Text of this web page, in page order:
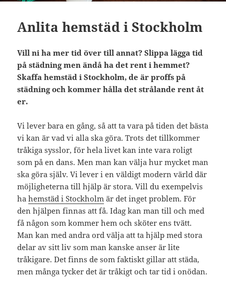
Anlita hemstäd i Stockholm
Vill ni ha mer tid över till annat? Slippa lägga tid
på städning men ändå ha det rent i hemmet?
Skaffa hemstäd i Stockholm, de är proffs på
städning och kommer hålla det strålande rent åt
er.
Vi lever bara en gång, så att ta vara på tiden det bästa
vi kan är vad vi alla ska göra. Trots det tillkommer
tråkiga sysslor, för hela livet kan inte vara roligt
som på en dans. Men man kan välja hur mycket man
ska göra själv. Vi lever i en väldigt modern värld där
möjligheterna till hjälp är stora. Vill du exempelvis
hahemstäd i Stockholm är det inget problem. För
den hjälpen finnas att få. Idag kan man till och med
få någon som kommer hem och sköter ens tvätt.
Man kan med andra ord välja att ta hjälp med stora
delar av sitt liv som man kanske anser är lite
tråkigare. Det finns de som faktiskt gillar att städa,
men många tycker det är tråkigt och tar tid i onödan.